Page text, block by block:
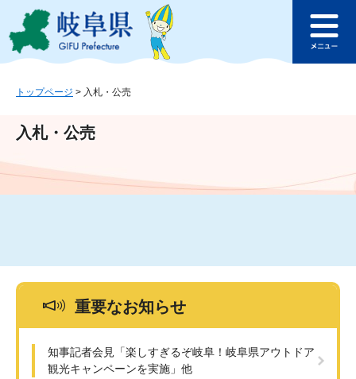
ジ
ュ
文
このページの本文へ
ュ
トップページ > 入札・公売
入札・公売
重要なお知らせ
知事記者会見「楽しすぎるぞ岐阜！岐阜県アウトドア
観光キャンペーンを実施」他